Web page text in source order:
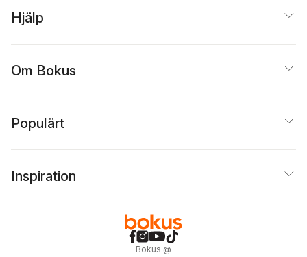
Hjälp
Om Bokus
Populärt
Inspiration
Bokus @